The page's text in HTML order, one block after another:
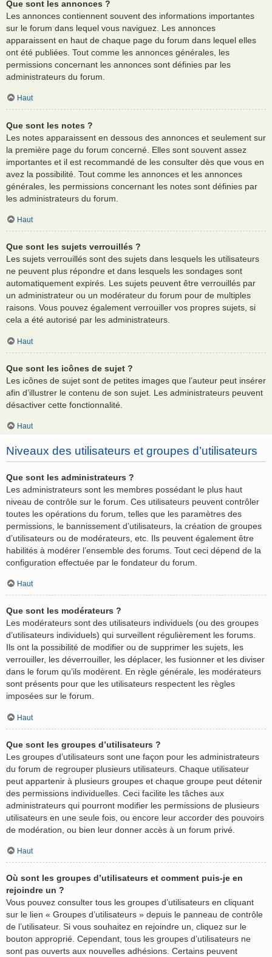
Que sont les annonces ?
Les annonces contiennent souvent des informations importantes
sur le forum dans lequel vous naviguez. Les annonces
apparaissent en haut de chaque page du forum dans lequel elles
ont été publiées. Tout comme les annonces générales, les
permissions concernant les annonces sont définies par les
administrateurs du forum.
Haut
Que sont les notes ?
Les notes apparaissent en dessous des annonces et seulement sur
la première page du forum concerné. Elles sont souvent assez
importantes et il est recommandé de les consulter dès que vous en
avez la possibilité. Tout comme les annonces et les annonces
générales, les permissions concernant les notes sont définies par
les administrateurs du forum.
Haut
Que sont les sujets verrouillés ?
Les sujets verrouillés sont des sujets dans lesquels les utilisateurs
ne peuvent plus répondre et dans lesquels les sondages sont
automatiquement expirés. Les sujets peuvent être verrouillés par
un administrateur ou un modérateur du forum pour de multiples
raisons. Vous pouvez également verrouiller vos propres sujets, si
cela a été autorisé par les administrateurs.
Haut
Que sont les icônes de sujet ?
Les icônes de sujet sont de petites images que l’auteur peut insérer
afin d’illustrer le contenu de son sujet. Les administrateurs peuvent
désactiver cette fonctionnalité.
Haut
Niveaux des utilisateurs et groupes d’utilisateurs
Que sont les administrateurs ?
Les administrateurs sont les membres possédant le plus haut
niveau de contrôle sur le forum. Ces utilisateurs peuvent contrôler
toutes les opérations du forum, telles que les paramètres des
permissions, le bannissement d’utilisateurs, la création de groupes
d’utilisateurs ou de modérateurs, etc. Ils peuvent également être
habilités à modérer l’ensemble des forums. Tout ceci dépend de la
configuration effectuée par le fondateur du forum.
Haut
Que sont les modérateurs ?
Les modérateurs sont des utilisateurs individuels (ou des groupes
d’utilisateurs individuels) qui surveillent régulièrement les forums.
Ils ont la possibilité de modifier ou de supprimer les sujets, les
verrouiller, les déverrouiller, les déplacer, les fusionner et les diviser
dans le forum qu’ils modèrent. En règle générale, les modérateurs
sont présents pour que les utilisateurs respectent les règles
imposées sur le forum.
Haut
Que sont les groupes d’utilisateurs ?
Les groupes d’utilisateurs sont une façon pour les administrateurs
du forum de regrouper plusieurs utilisateurs. Chaque utilisateur
peut appartenir à plusieurs groupes et chaque groupe peut détenir
des permissions individuelles. Ceci facilite les tâches aux
administrateurs qui pourront modifier les permissions de plusieurs
utilisateurs en une seule fois, ou encore leur accorder des pouvoirs
de modération, ou bien leur donner accès à un forum privé.
Haut
Où sont les groupes d’utilisateurs et comment puis-je en
rejoindre un ?
Vous pouvez consulter tous les groupes d’utilisateurs en cliquant
sur le lien « Groupes d’utilisateurs » depuis le panneau de contrôle
de l’utilisateur. Si vous souhaitez en rejoindre un, cliquez sur le
bouton approprié. Cependant, tous les groupes d’utilisateurs ne
sont pas ouverts aux nouvelles adhésions. Certains peuvent